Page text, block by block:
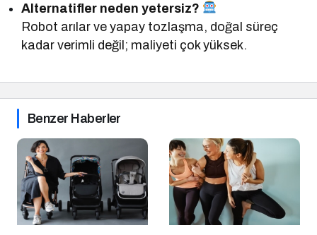
Alternatifler neden yetersiz?
Robot arılar ve yapay tozlaşma, doğal süreç
kadar verimli değil; maliyeti çok yüksek.
Benzer Haberler